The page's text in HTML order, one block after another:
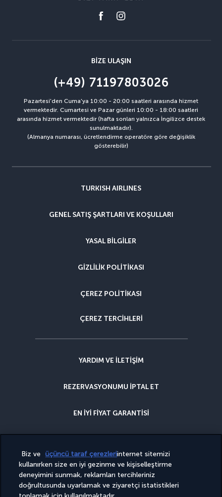
BIZE ULAŞIN
(+49) 71197803026
Pazartesi'den Cuma'ya 10:00 - 20:00 saatleri arasında hizmet
vermektedir. Cumartesi ve Pazar günleri 10:00 - 18:00 saatleri
arasında hizmet vermektedir (hafta sonları yalnızca İngilizce destek
sunulmaktadır).
(Almanya numarası, ücretlendirme operatöre göre değişiklik
gösterebilir)
TURKISH AIRLINES
GENEL SATIŞ ŞARTLARI VE KOŞULLARI
YASAL BILGILER
GIZLILIK POLITIKASI
ÇEREZ POLITIKASI
ÇEREZ TERCIHLERI
YARDIM VE ILETIŞIM
REZERVASYONUMU IPTAL ET
EN IYI FIYAT GARANTISI
NEDEN BIZIMLE REZERVASYON YAPMALISINIZ?
Biz ve üçüncü taraf çerezleriinternet sitemizi
kullanırken size en iyi gezinme ve kişiselleştirme
deneyimini sunmak, reklamları tercihleriniz
doğrultusunda uyarlamak ve ziyaretçi istatistikleri